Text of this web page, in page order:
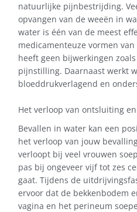
natuurlijke pijnbestrijding.
opvangen van de weeën in
water is één van de meest
medicamenteuze vormen
heeft geen bijwerkingen
pijnstilling. Daarnaast werkt
bloeddrukverlagend en
Het verloop van ontsluiting
Bevallen in water kan een
het verloop van jouw
verloopt bij veel vrouwen
pas bij ongeveer vijf tot zes
gaat. Tijdens de
ervoor dat de bekkenbodem
vagina en het perineum